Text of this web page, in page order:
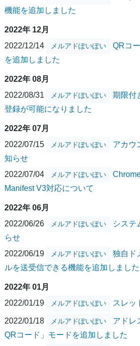
機能を追加しました
2022年 12月
2022/12/14
メルアドぽいぽい
QRコ
を追加しました
2022年 08月
2022/08/31
メルアドぽいぽい
期限付
登録が可能になりました
2022年 07月
2022/07/15
メルアドぽいぽい
アカウ
知らせ
2022/07/04
メルアドぽいぽい
Manifest V3対応について
2022年 06月
2022/06/26
メルアドぽいぽい
システ
らせ
2022/06/19
メルアドぽいぽい
独自ド
ルを送受信できる機能を追加しました
2022年 01月
2022/01/19
メルアドぽいぽい スレッ
2022/01/18 メルアドぽいぽい
アドレ
QRコード」モードを追加しました